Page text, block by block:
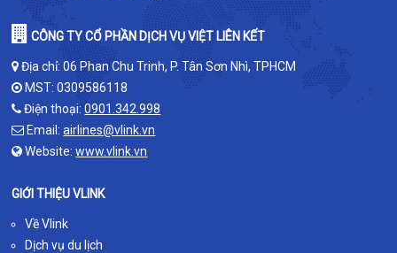
CÔNG TY CỔ PHẦN DỊCH VỤ VIỆT LIÊN KẾT
Địa chỉ: 06 Phan Chu Trinh, P. Tân Sơn Nhì, TPHCM
MST: 0309586118
Điện thoại:0901.342.998
Email:airlines@vlink.vn
Website:www.vlink.vn
GIỚI THIỆU VLINK
Về Vlink
Dịch vụ du lịch